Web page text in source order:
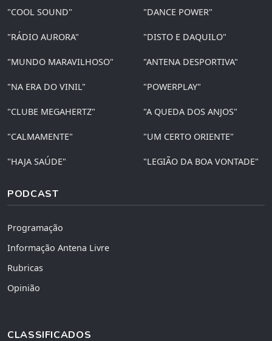
"COOL SOUND" "DANCE POWER"
"RÁDIO AURORA" "DISTO E DAQUILO"
"MUNDO MARAVILHOSO" "ANTENA DESPORTIVA"
"NA ERA DO VINIL" "POWERPLAY"
"CLUBE MEGAHERTZ" "A QUEDA DOS ANJOS"
"CALMAMENTE" "UM CERTO ORIENTE"
"HAJA SAÚDE" "LEGIÃO DA BOA VONTADE"
PODCAST
Programação
Informação Antena Livre
Rubricas
Opinião
CLASSIFICADOS